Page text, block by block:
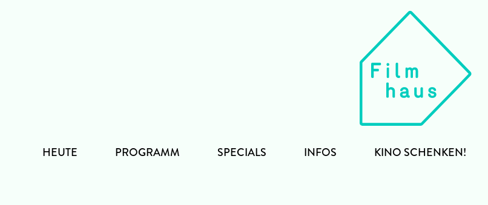
HEUTE PROGRAMM SPECIALS INFOS KINO SCHENKEN!